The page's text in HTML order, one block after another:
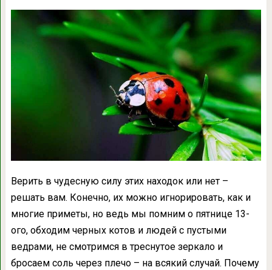
Верить в чудесную силу этих находок или нет –
решать вам. Конечно, их можно игнорировать, как и
многие приметы, но ведь мы помним о пятнице 13-
ого, обходим черных котов и людей с пустыми
ведрами, не смотримся в треснутое зеркало и
бросаем соль через плечо – на всякий случай. Почему